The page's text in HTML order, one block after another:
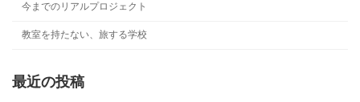
今までのリアルプロジェクト
教室を持たない、旅する学校
最近の投稿